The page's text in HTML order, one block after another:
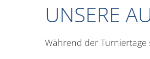
UNSERE
Während der